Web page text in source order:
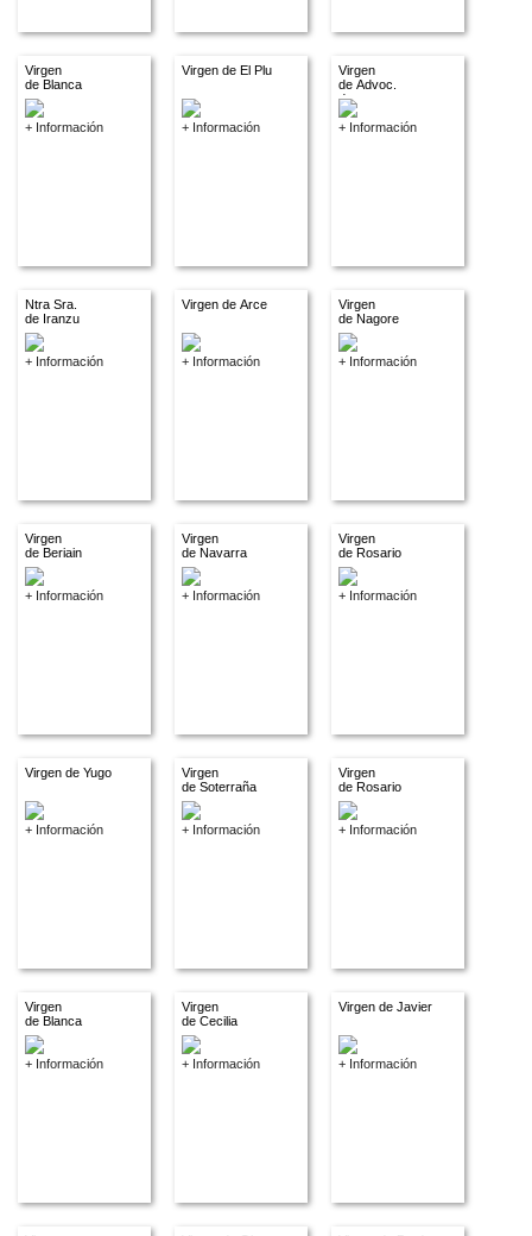
Virgen
de Blanca
+ Información
Virgen de El Plu
+ Información
Virgen
de Advoc.
descon.
+ Información
Ntra Sra.
de Iranzu
+ Información
Virgen de Arce
+ Información
Virgen
de Nagore
+ Información
Virgen
de Beriain
+ Información
Virgen
de Navarra
+ Información
Virgen
de Rosario
+ Información
Virgen de Yugo
+ Información
Virgen
de Soterraña
+ Información
Virgen
de Rosario
+ Información
Virgen
de Blanca
+ Información
Virgen
de Cecilia
+ Información
Virgen de Javier
+ Información